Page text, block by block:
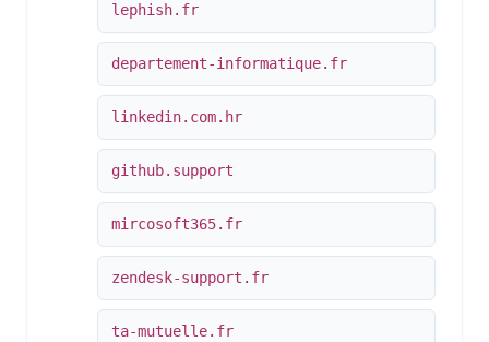
lephish.fr
departement-informatique.fr
linkedin.com.hr
github.support
mircosoft365.fr
zendesk-support.fr
ta-mutuelle.fr